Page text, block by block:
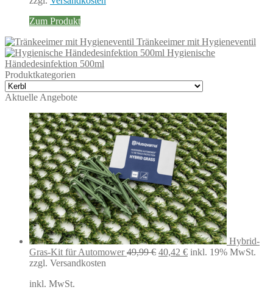
Zum Produkt
Tränkeeimer mit Hygieneventil
Hygienische
Händedesinfektion 500ml
Produktkategorien
Aktuelle Angebote
Hybrid-
Gras-Kit für Automower 49,99€ Ursprünglicher
40,42 €Aktueller
inkl. 19% MwSt.
zzgl. Versandkosten
inkl. MwSt.